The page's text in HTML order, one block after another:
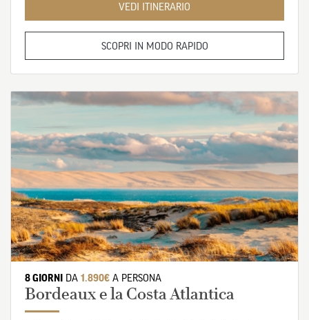
VEDI ITINERARIO
SCOPRI IN MODO RAPIDO
8 GIORNI DA 1.890€ A PERSONA
Bordeaux e la Costa Atlantica